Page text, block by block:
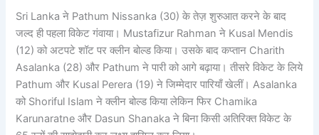
Sri Lanka ने Pathum Nissanka (30) के तेज़ शुरुआत करने के बाद
जल्द ही पहला विकेट गंवाया। Mustafizur Rahman ने Kusal Mendis
(12) को अटपटे शॉट पर क्लीन बोल्ड किया। उसके बाद कप्तान Charith
Asalanka (28) और Pathum ने पारी को आगे बढ़ाया। तीसरे विकेट के लिये
Pathum और Kusal Perera (19) ने जिम्मेदार पारियाँ खेलीं। Asalanka
को Shoriful Islam ने क्लीन बोल्ड किया लेकिन फिर Chamika
Karunaratne और Dasun Shanaka ने बिना किसी अतिरिक्त विकेट के